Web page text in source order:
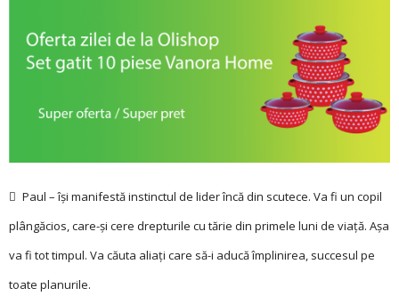
 Paul – își manifestă instinctul de lider încă din scutece. Va fi un copil
plângăcios, care-și cere drepturile cu tărie din primele luni de viață. Așa
va fi tot timpul. Va căuta aliați care să-i aducă împlinirea, succesul pe
toate planurile.